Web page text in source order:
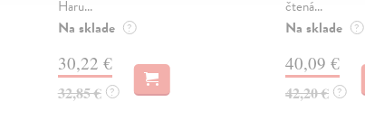
Haru...
Na sklade ?
30,22 €
32,85 € ?
čtená...
Na sklade ?
40,09 €
42,20 € ?